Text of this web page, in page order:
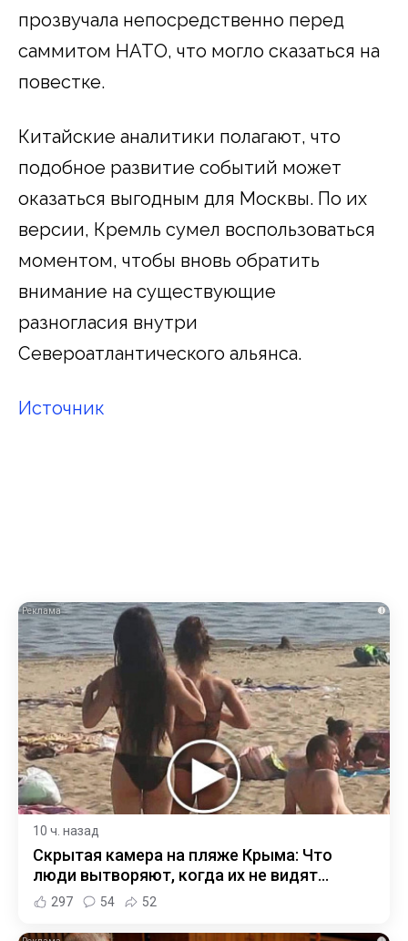
прозвучала непосредственно перед
саммитом НАТО, что могло сказаться на
повестке.
Китайские аналитики полагают, что
подобное развитие событий может
оказаться выгодным для Москвы. По их
версии, Кремль сумел воспользоваться
моментом, чтобы вновь обратить
внимание на существующие
разногласия внутри
Североатлантического альянса.
Источник
i
10 ч. назад
Скрытая камера на пляже Крыма: Что
люди вытворяют, когда их не видят...
297 54 52